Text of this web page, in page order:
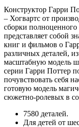
Конструктор Гарри
– Хогвартс от
сборки полноценного
представляет собой
книг и фильмов о
различных деталей,
масштабную модель
серии Гарри Поттер
почувствовать себя
готовую модель
сюжетно-ролевых в
7580 деталей.
Для детей от